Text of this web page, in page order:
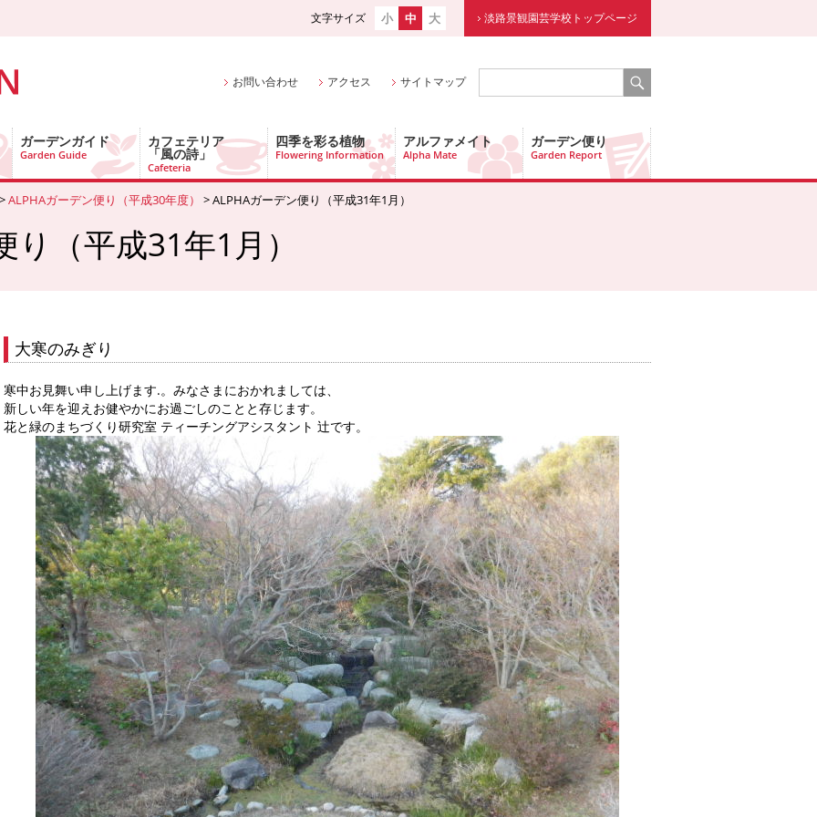
淡路景観園芸学校トップページ
文字サイズ 小 中 大
ガーデンガイド
Garden Guide
カフェテリア
「風の詩」
Cafeteria
四季を彩る植物
Flowering Information
アルファメイト
Alpha Mate
ガーデン便り
Garden Report
お問い合わせ アクセス サイトマップ
ALPHAガーデン便り（平成30年度） > ALPHAガーデン便り（平成31年1月）
（平成31年1月）
大寒のみぎり
寒中お見舞い申し上げます.。みなさまにおかれましては、
新しい年を迎えお健やかにお過ごしのことと存じます。
花と緑のまちづくり研究室 ティーチングアシスタント 辻です。